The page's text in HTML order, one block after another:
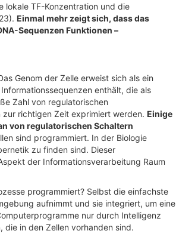
lokale TF-Konzentration und die
Einmal mehr zeigt sich, dass das
Sequenzen Funktionen –
Genom der Zelle erweist sich als ein
enthält, die als
Zahl von regulatorischen
zur richtigen Zeit exprimiert werden. Einige
von regulatorischen Schaltern
sind programmiert. In der Biologie
zu finden sind. Dieser
der Informationsverarbeitung Raum
programmiert? Selbst die einfachste
aufnimmt und sie integriert, um eine
nur durch Intelligenz
in den Zellen vorhanden sind.